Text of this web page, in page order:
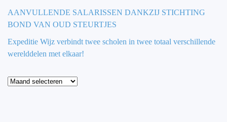
AANVULLENDE SALARISSEN DANKZIJ STICHTING
BOND VAN OUD STEURTJES
Expeditie Wijz verbindt twee scholen in twee totaal verschillende
werelddelen met elkaar!
Blog